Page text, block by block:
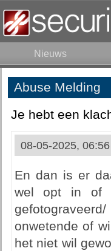
Nieuws
Abuse Melding
Je hebt een
08-05-2025,
En dan is er
wel opt in of
onwetende of
het niet wil